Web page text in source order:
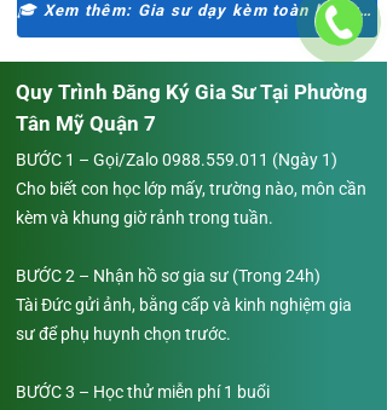
🎓 Xem thêm: Gia sư dạy kèm toàn khu vực Quận 7
Quy Trình Đăng Ký Gia Sư Tại Phường
Tân Mỹ Quận 7
BƯỚC 1 – Gọi/Zalo0988.559.011 (Ngày 1)
Cho biết con học lớp mấy, trường nào, môn cần
kèm và khung giờ rảnh trong tuần.
BƯỚC 2 – Nhận hồ sơ gia sư (Trong 24h)
Tài Đức gửi ảnh, bằng cấp và kinh nghiệm gia
sư để phụ huynh chọn trước.
BƯỚC 3 – Học thử miễn phí 1 buổi